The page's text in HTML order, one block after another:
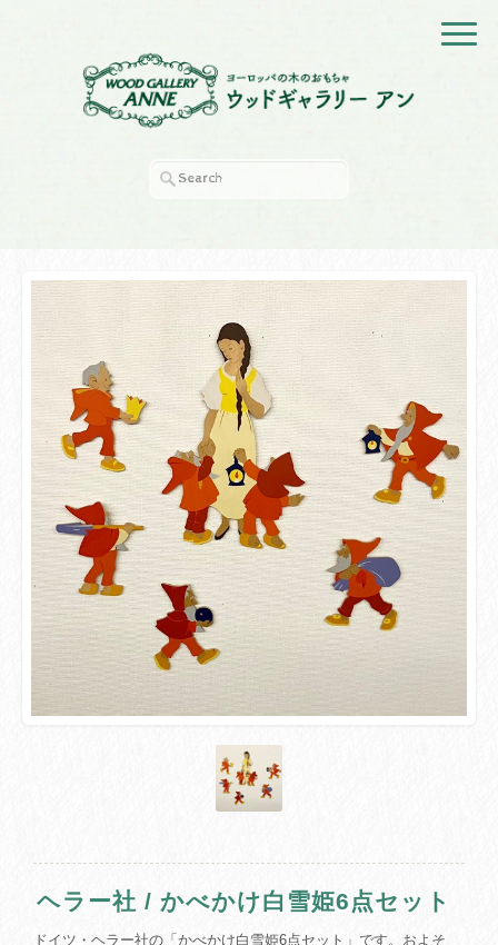
ヘラー社 / かべかけ白雪姫6点セット
ドイツ・ヘラー社の「かべかけ白雪姫6点セット」です。およそ